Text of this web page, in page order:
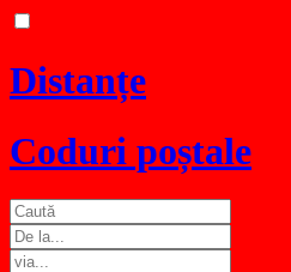
Distanțe
Coduri poștale